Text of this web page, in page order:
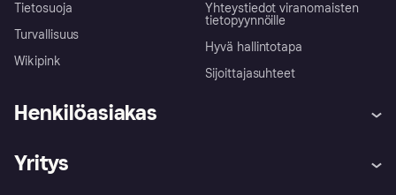
Tietosuoja
Turvallisuus
Wikipink
Yhteystiedot viranomaisten
tietopyynnöille
Hyvä hallintotapa
Sijoittajasuhteet
Henkilöasiakas
Ohje
Kirjaudu sisään
Yritys